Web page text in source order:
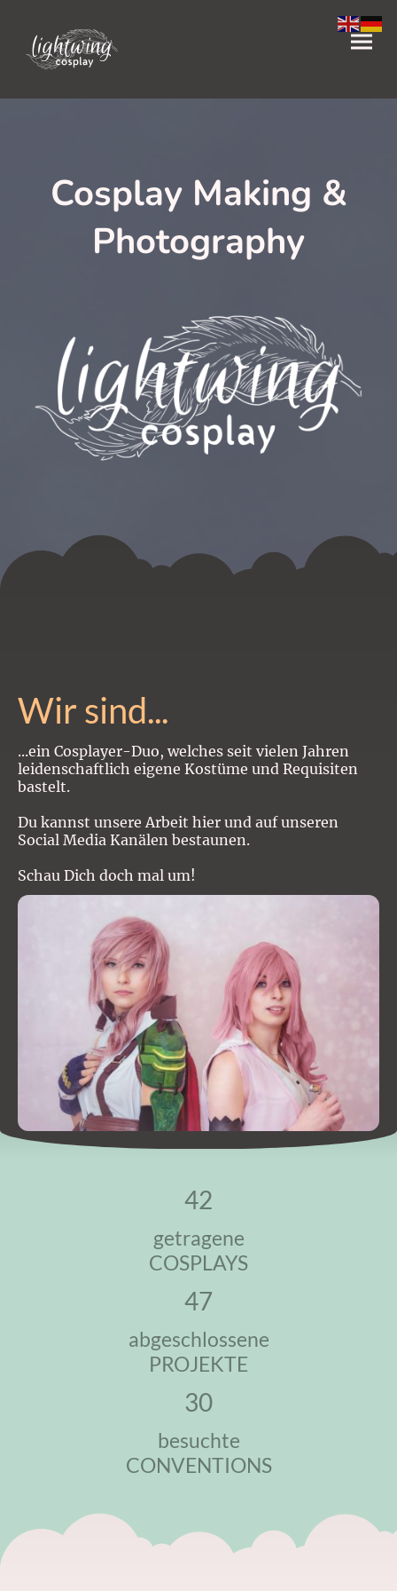
Cosplay Making &
Photography
Wir sind...
...ein Cosplayer-Duo, welches seit vielen Jahren
leidenschaftlich eigene Kostüme und Requisiten
bastelt.
Du kannst unsere Arbeit hier und auf unseren
Social Media Kanälen bestaunen.
Schau Dich doch mal um!
42
getragene
COSPLAYS
47
abgeschlossene
PROJEKTE
30
besuchte
CONVENTIONS